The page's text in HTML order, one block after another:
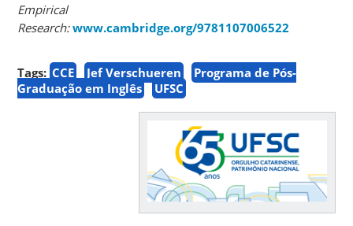
Empirical
Research:www.cambridge.org/9781107006522
Tags: CCE Jef Verschueren
Programa de Pós-
Graduação em Inglês
UFSC